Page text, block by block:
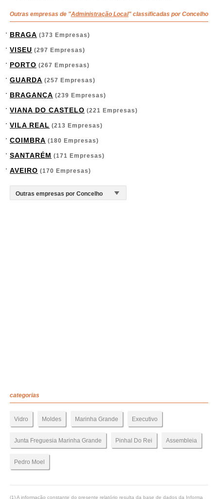
Outras empresas de "Administração Local" classificadas por Concelho
BRAGA (373 Empresas)
VISEU (297 Empresas)
PORTO (267 Empresas)
GUARDA (257 Empresas)
BRAGANÇA (239 Empresas)
VIANA DO CASTELO (221 Empresas)
VILA REAL (213 Empresas)
COIMBRA (180 Empresas)
SANTARÉM (171 Empresas)
AVEIRO (170 Empresas)
categorias
Vidro Moldes Marinha Grande Executivo
Junta Freguesia Marinha Grande Pinhal Do Rei Assembleia
Pedro Moel
(1) A informação constante do presente relatório resulta da base de dados da Informa